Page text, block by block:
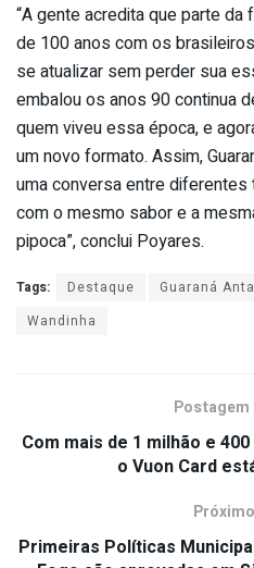
“A gente acredita que parte da
de 100 anos com os
se atualizar sem perder sua
embalou os anos 90 continua
quem viveu essa época, e
um novo formato. Assim,
uma conversa entre
com o mesmo sabor e a
pipoca”, conclui Poyares.
Tags: Destaque Guaraná
Wandinha
Com mais de 1 milhão e
o Vuon Card
Primeiras Políticas